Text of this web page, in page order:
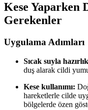
Kese Yaparken
Gerekenler
Uygulama Adımları
Sıcak suyla
duş alarak cildi
Kese kullanımı:
hareketlerle cilde
bölgelerde özen